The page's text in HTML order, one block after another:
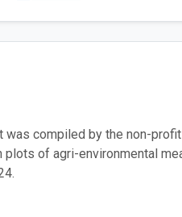
compiled by the non-
of agri-environmental